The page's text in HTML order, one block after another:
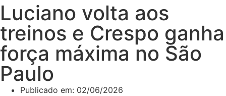
Luciano volta aos
treinos e Crespo ganha
força máxima no São
Paulo
Publicado em: 02/06/2026